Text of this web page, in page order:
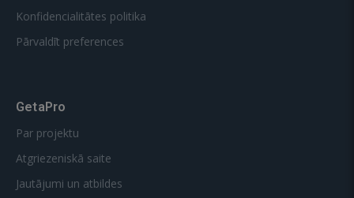
Konfidencialitātes politika
Pārvaldīt preferences
GetaPro
Par projektu
Atgriezeniskā saite
Jautājumi un atbildes